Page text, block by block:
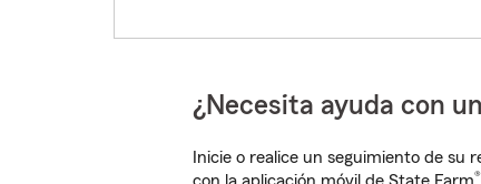
¿Necesita ayuda con
Inicie o realice un seguimiento de su
®